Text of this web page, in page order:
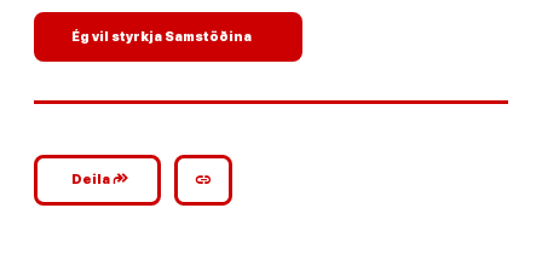
Ég vil styrkja Samstöðina
Deilagoogle_plus_reshare link